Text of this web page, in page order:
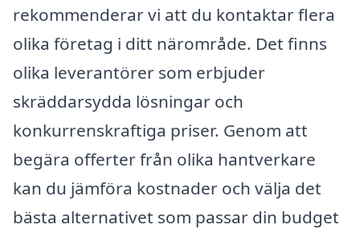
rekommenderar vi att du kontaktar flera
olika företag i ditt närområde. Det finns
olika leverantörer som erbjuder
skräddarsydda lösningar och
konkurrenskraftiga priser. Genom att
begära offerter från olika hantverkare
kan du jämföra kostnader och välja det
bästa alternativet som passar din budget